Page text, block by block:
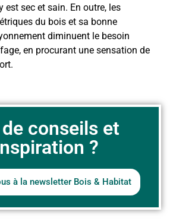
est sec et sain. En outre, les
du bois et sa bonne
diminuent le besoin
en procurant une sensation de
conseils et
?
à la newsletter Bois & Habitat